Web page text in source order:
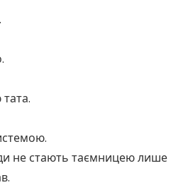
не стають таємницею лише